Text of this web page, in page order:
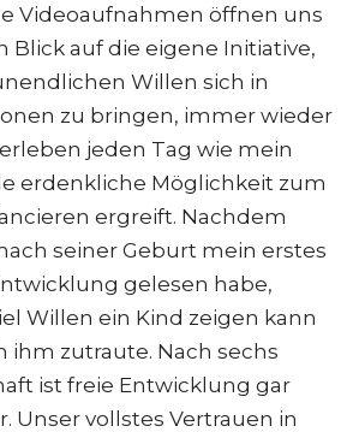
Videoaufnahmen öffnen uns
Blick auf die eigene Initiative,
Willen sich in
zu bringen, immer wieder
jeden Tag wie mein
erdenkliche Möglichkeit zum
ergreift. Nachdem
seiner Geburt mein erstes
gelesen habe,
Willen ein Kind zeigen kann
ihm zutraute. Nach sechs
ist freie Entwicklung gar
Unser vollstes Vertrauen in